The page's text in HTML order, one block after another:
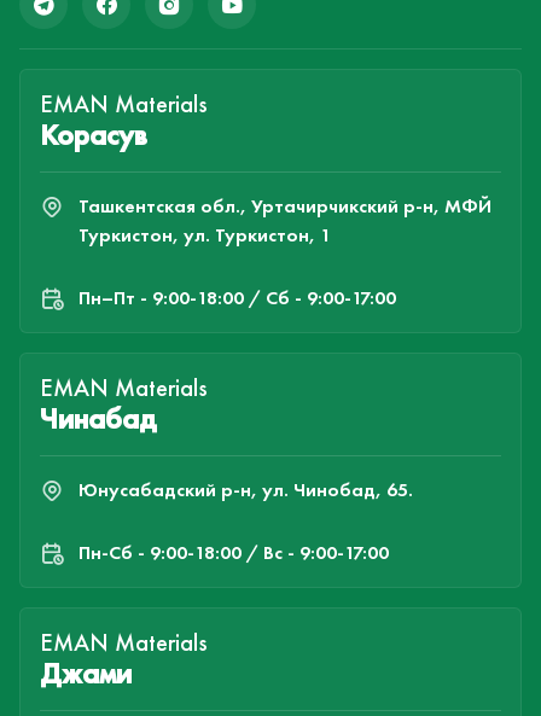
EMAN Materials
Корасув
Ташкентская обл., Уртачирчикский р-н, МФЙ
Туркистон, ул. Туркистон, 1
EMAN Materials
Чинабад
Юнусабадский р-н, ул. Чинобад, 65.
EMAN Materials
Джами
Алмазарский район, ул. Джами, 5.